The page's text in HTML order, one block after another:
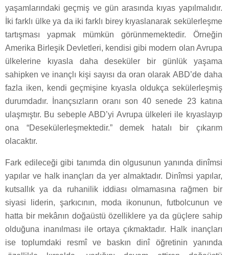
yaşamlarındaki geçmiş ve gün arasında kıyas yapılmalıdır.
İki farklı ülke ya da iki farklı birey kıyaslanarak sekülerleşme
tartışması yapmak mümkün görünmemektedir. Örneğin
Amerika Birleşik Devletleri, kendisi gibi modern olan Avrupa
ülkelerine kıyasla daha deseküler bir günlük yaşama
sahipken ve inançlı kişi sayısı da oran olarak ABD’de daha
fazla iken, kendi geçmişine kıyasla oldukça sekülerleşmiş
durumdadır. İnançsızların oranı son 40 senede 23 katına
ulaşmıştır. Bu sebeple ABD’yi Avrupa ülkeleri ile kıyaslayıp
ona “Desekülerleşmektedir.” demek hatalı bir çıkarım
olacaktır.
Fark edileceği gibi tanımda din olgusunun yanında dinîmsi
yapılar ve halk inançları da yer almaktadır. Dinîmsi yapılar,
kutsallık ya da ruhanilik iddiası olmamasına rağmen bir
siyasi liderin, şarkıcının, moda ikonunun, futbolcunun ve
hatta bir mekânın doğaüstü özelliklere ya da güçlere sahip
olduğuna inanılması ile ortaya çıkmaktadır. Halk inançları
ise toplumdaki resmî ve baskın dinî öğretinin yanında